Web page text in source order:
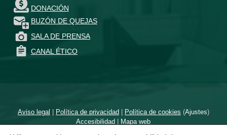
DONACIÓN
BUZÓN DE QUEJAS
SALA DE PRENSA
CANAL ÉTICO
Aviso legal | Política de privacidad| Política de cookies (Ajustes)
Accesibilidad | Mapa web